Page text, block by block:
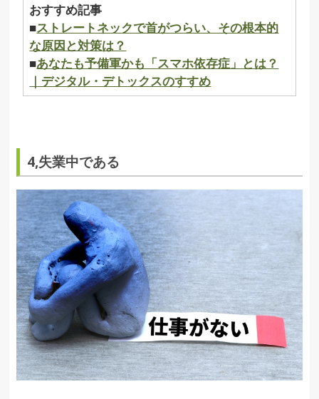
おすすめ記事
■ストレートネックで首がつらい、その根本的
な原因と対策は？
■あなたも予備軍かも「スマホ依存症」とは？
｜デジタル・デトックスのすすめ
4,失業中である